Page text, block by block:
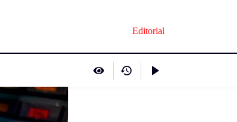
Editorial